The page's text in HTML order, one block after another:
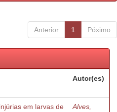
Anterior 1 Póximo
Autor(es)
em larvas de
Alves,